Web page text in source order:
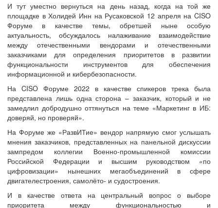
И тут уместно вернуться на день назад, когда на той же
площадке в Холидей Инн на Русаковской 12 апреля на CISO
Форуме в качестве темы, обретшей ныне особую
актуальность, обсуждалось налаживание взаимодействие
между отечественными вендорами и отечественными
заказчиками для определения приоритетов в развитии
функциональности инструментов для обеспечения
информационной и кибербезопасности.
На CISO Форуме 2022 в качестве спикеров трека была
представлена лишь одна сторона – заказчик, который и не
замедлил добродушно оттянуться на теме «Маркетинг в ИБ:
доверяй, но проверяй».
На Форуме же «РазвИТие» вендор напрямую смог услышать
мнения заказчиков, представленных на панельной дискуссии
зампредом коллегии Военно-промышленной комиссии
Российской Федерации и высшим руководством «по
цифровизации» нынешних мегаобъединений в сфере
двигателестроения, самолёто- и судостроения.
И в качестве ответа на центральный вопрос о выборе
приоритета между функциональностью и